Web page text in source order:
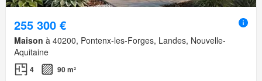
255 300 €
Maison à 40200, Pontenx-les-Forges, Landes, Nouvelle-
Aquitaine
4 90 m²